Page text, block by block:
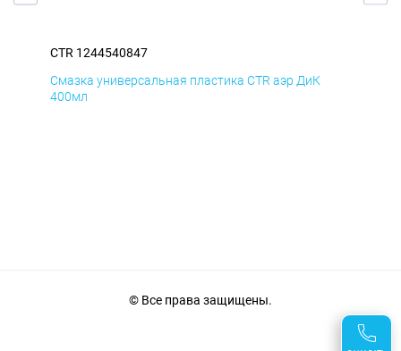
CTR 1244540847
Смазка универсальная пластика CTR аэр ДиК
400мл
© Все права защищены.